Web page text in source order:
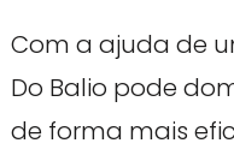
Com a ajuda de
Do Balio pode
de forma mais